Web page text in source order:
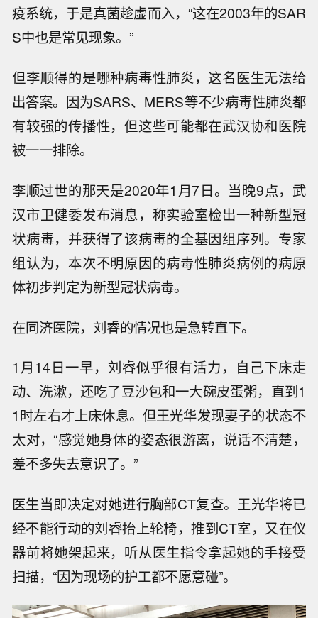
疫系统，于是真菌趁虚而入，“这在2003年的SAR
S中也是常见现象。”
但李顺得的是哪种病毒性肺炎，这名医生无法给
出答案。因为SARS、MERS等不少病毒性肺炎都
有较强的传播性，但这些可能都在武汉协和医院
被一一排除。
李顺过世的那天是2020年1月7日。当晚9点，武
汉市卫健委发布消息，称实验室检出一种新型冠
状病毒，并获得了该病毒的全基因组序列。专家
组认为，本次不明原因的病毒性肺炎病例的病原
体初步判定为新型冠状病毒。
在同济医院，刘睿的情况也是急转直下。
1月14日一早，刘睿似乎很有活力，自己下床走
动、洗漱，还吃了豆沙包和一大碗皮蛋粥，直到1
1时左右才上床休息。但王光华发现妻子的状态不
太对，“感觉她身体的姿态很游离，说话不清楚，
差不多失去意识了。”
医生当即决定对她进行胸部CT复查。王光华将已
经不能行动的刘睿抬上轮椅，推到CT室，又在仪
器前将她架起来，听从医生指令拿起她的手接受
扫描，“因为现场的护工都不愿意碰”。